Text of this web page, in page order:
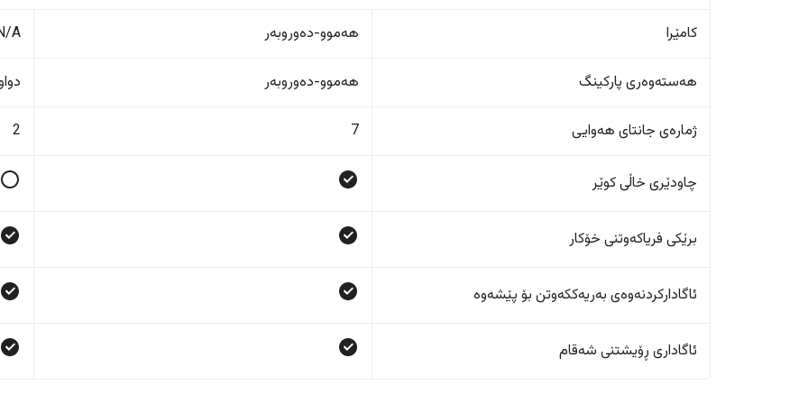
کامێرا هەموو-دەوروبەر A
هەستەوەری پارکینگ هەموو-دەوروبەر
ژمارەی جانتای هەوایی 7
2
چاودێری خاڵی کوێر
برێکی فریاکەوتنی خۆکار
ئاگادارکردنەوەی بەریەککەوتن بۆ پێشەوە
ئاگاداری ڕۆیشتنی شەقام